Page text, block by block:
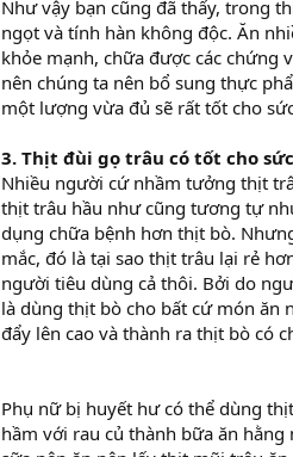
Như vậy bạn cũng đã thấy, trong
ngọt và tính hàn không độc. Ăn
khỏe mạnh, chữa được các chứng
nên chúng ta nên bổ sung thực
một lượng vừa đủ sẽ rất tốt cho
3. Thịt đùi gọ trâu có tốt cho
Nhiều người cứ nhầm tưởng thịt
thịt trâu hầu như cũng tương tự
dụng chữa bệnh hơn thịt bò.
mắc, đó là tại sao thịt trâu lại rẻ
người tiêu dùng cả thôi. Bởi do
là dùng thịt bò cho bất cứ món ăn
đẩy lên cao và thành ra thịt bò có
Phụ nữ bị huyết hư có thể dùng
hầm với rau củ thành bữa ăn